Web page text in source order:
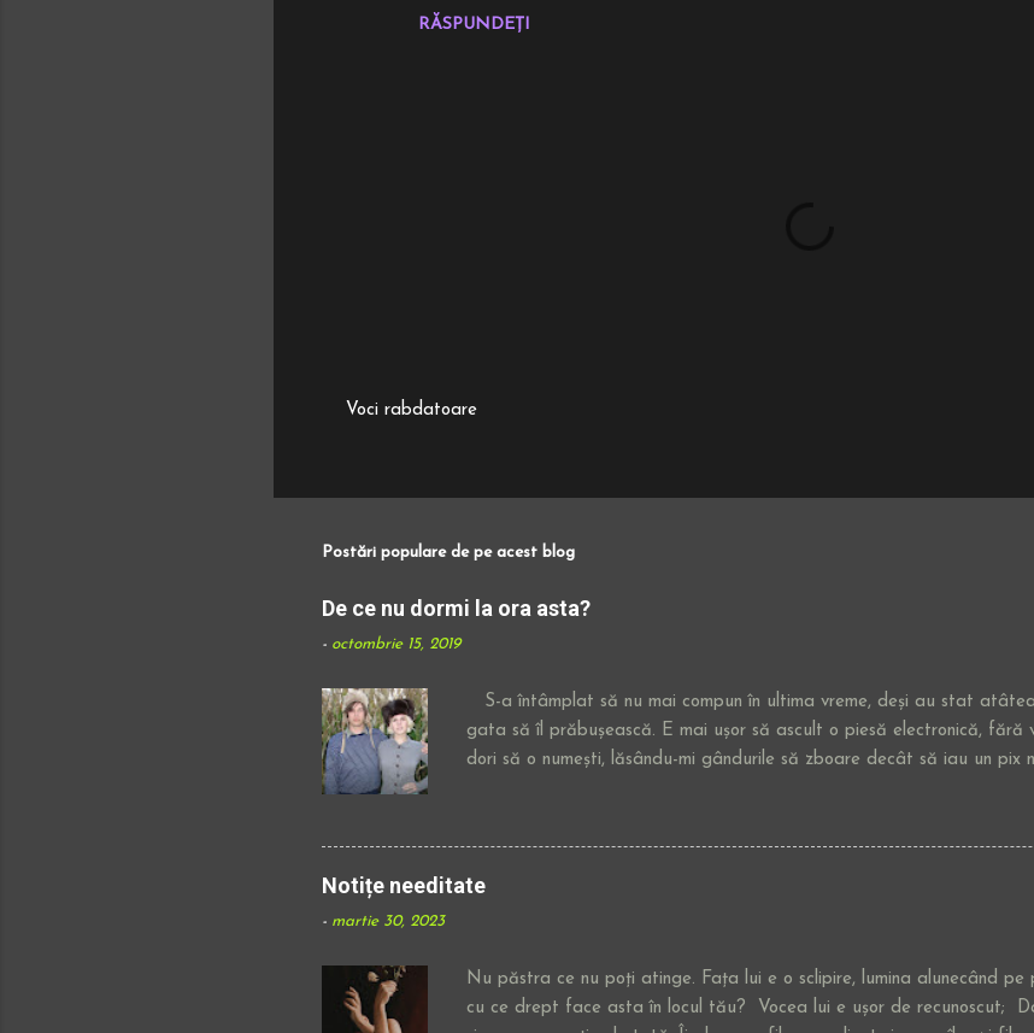
RĂSPUNDEȚI
e
ț
n
o
e
n
t
a
r
i
u
Voci rabdatoare
Postări populare de pe acest blog
De ce nu dormi la ora asta?
- octombrie 15, 2019
S-a întâmplat să nu mai compun în ultima vreme, deși au stat
gata să îl prăbușească. E mai ușor să ascult o piesă electronică, fără
dori să o numești, lăsându-mi gândurile să zboare decât să iau un pix
"prostioarele" de tipul scrisului, sincerității și principiilor morale.
imediat, cu zgomot, iar cele bune mult mai greu și sunt mereu
de tot felul de oferte menite să te schimbe, să rupă ceva din tine ca
Notițe needitate
- martie 30, 2023
Nu păstra ce nu poți atinge. Fața lui e o sclipire, lumina alunecând pe
cu ce drept face asta în locul tău? Vocea lui e ușor de recunoscut;